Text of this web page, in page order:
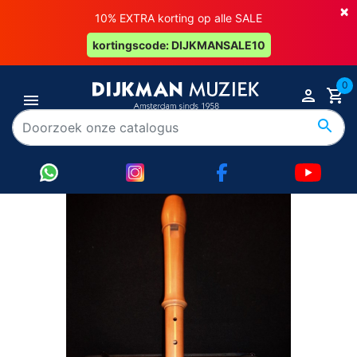
×
10% EXTRA korting op alle SALE
kortingscode: DIJKMANSALE10
0